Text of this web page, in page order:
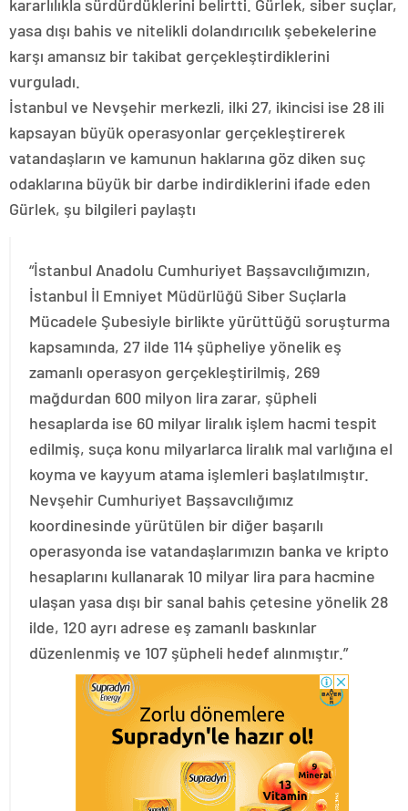
kararlılıkla sürdürdüklerini belirtti. Gürlek, siber suçlar,
yasa dışı bahis ve nitelikli dolandırıcılık şebekelerine
karşı amansız bir takibat gerçekleştirdiklerini
vurguladı.
İstanbul ve Nevşehir merkezli, ilki 27, ikincisi ise 28 ili
kapsayan büyük operasyonlar gerçekleştirerek
vatandaşların ve kamunun haklarına göz diken suç
odaklarına büyük bir darbe indirdiklerini ifade eden
Gürlek, şu bilgileri paylaştı
“İstanbul Anadolu Cumhuriyet Başsavcılığımızın,
İstanbul İl Emniyet Müdürlüğü Siber Suçlarla
Mücadele Şubesiyle birlikte yürüttüğü soruşturma
kapsamında, 27 ilde 114 şüpheliye yönelik eş
zamanlı operasyon gerçekleştirilmiş, 269
mağdurdan 600 milyon lira zarar, şüpheli
hesaplarda ise 60 milyar liralık işlem hacmi tespit
edilmiş, suça konu milyarlarca liralık mal varlığına el
koyma ve kayyum atama işlemleri başlatılmıştır.
Nevşehir Cumhuriyet Başsavcılığımız
koordinesinde yürütülen bir diğer başarılı
operasyonda ise vatandaşlarımızın banka ve kripto
hesaplarını kullanarak 10 milyar lira para hacmine
ulaşan yasa dışı bir sanal bahis çetesine yönelik 28
ilde, 120 ayrı adrese eş zamanlı baskınlar
düzenlenmiş ve 107 şüpheli hedef alınmıştır.”